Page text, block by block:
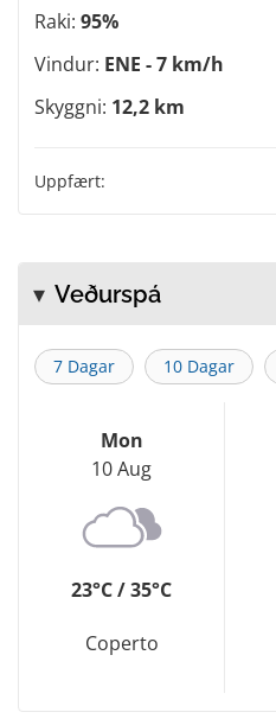
Raki: 95%
Vindur: ENE - 7 km/h
Skyggni: 12,2 km
Uppfært:
Veðurspá
7 Dagar 10 Dagar
Mon
10 Aug
23°C / 35°C
Coperto